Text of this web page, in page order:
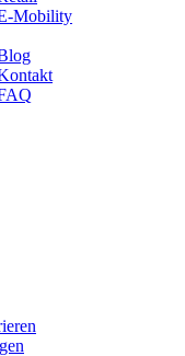
Mobility